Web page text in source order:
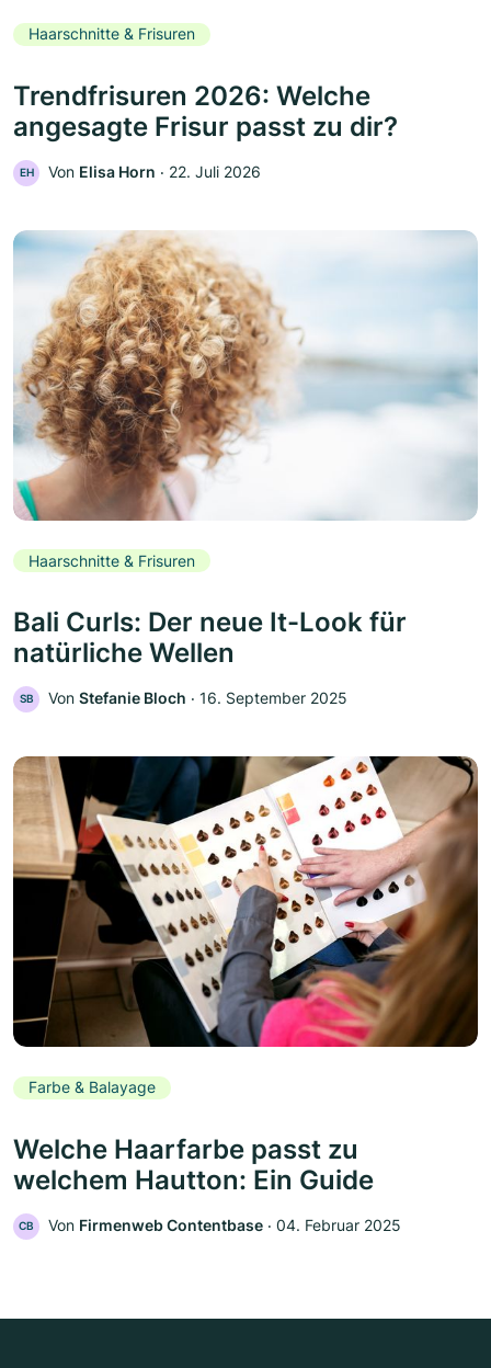
Haarschnitte & Frisuren
Trendfrisuren 2026: Welche
angesagte Frisur passt zu dir?
EH Von Elisa Horn ‧ 22. Juli 2026
Haarschnitte & Frisuren
Bali Curls: Der neue It-Look für
natürliche Wellen
SB Von Stefanie Bloch ‧ 16. September 2025
Farbe & Balayage
Welche Haarfarbe passt zu
welchem Hautton: Ein Guide
CB Von Firmenweb Contentbase ‧ 04. Februar 2025